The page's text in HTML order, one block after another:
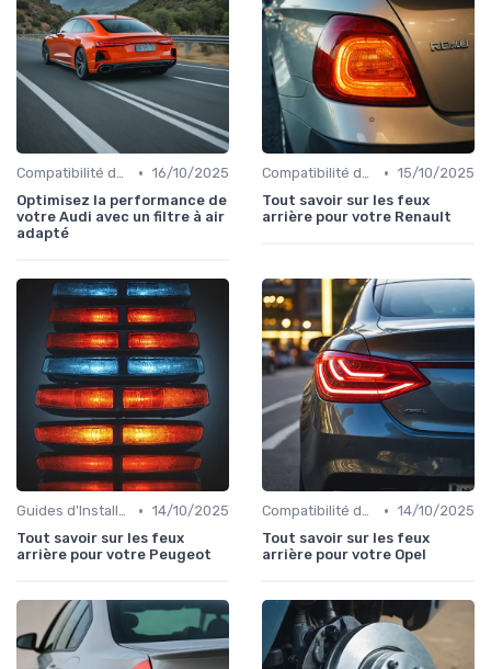
Compatibilité des Pièces • 16/10/2025
Optimisez la performance de
votre Audi avec un filtre à air
adapté
Compatibilité des Pièces • 15/10/2025
Tout savoir sur les feux
arrière pour votre Renault
Guides d'Installation et de Réparation • 14/10/2025
Tout savoir sur les feux
arrière pour votre Peugeot
Compatibilité des Pièces • 14/10/2025
Tout savoir sur les feux
arrière pour votre Opel